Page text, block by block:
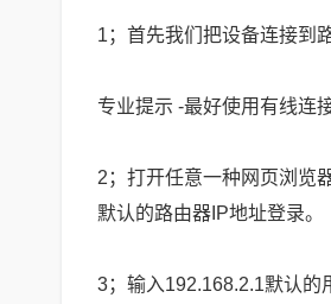
1；首先我们把设备连接到
专业提示 -最好使用有线连
2；打开任意一种网页浏览
默认的路由器IP地址登录。
3；输入192.168.2.1默认的